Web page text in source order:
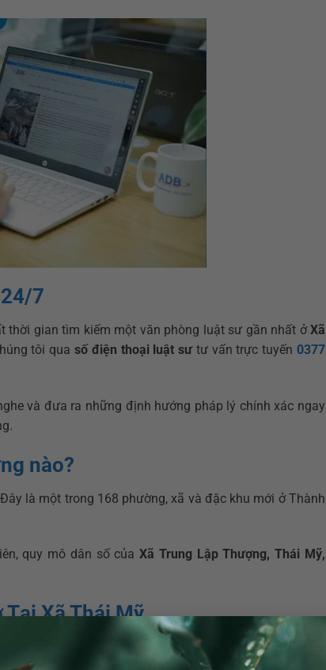
7
thời gian tìm kiếm một văn phòng luật sư gần nhất ởXã
tôi quasố điện thoại luật sưtư vấn trực tuyến 0377
và đưa ra những định hướng pháp lý chính xác ngay
nào?
là một trong 168 phường, xã và đặc khu mới ở Thành
quy mô dân số củaXã Trung Lập Thượng, Thái Mỹ,
Tại Xã Thái Mỹ
chúng tôi đều có chuyên gia phù hợp để giải quyết